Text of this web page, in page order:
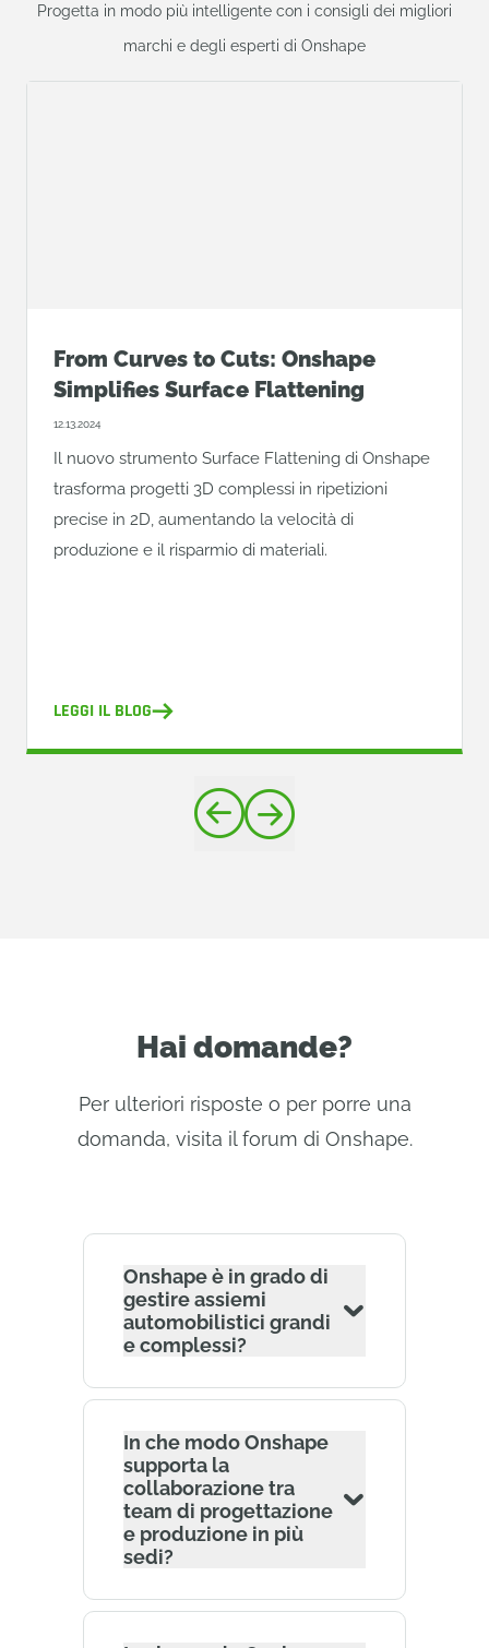
Progetta in modo più intelligente con i consigli dei migliori
marchi e degli esperti di Onshape
From Curves to Cuts: Onshape
Simplifies Surface Flattening
12.13.2024
Il nuovo strumento Surface Flattening di Onshape
trasforma progetti 3D complessi in ripetizioni
precise in 2D, aumentando la velocità di
produzione e il risparmio di materiali.
LEGGI IL BLOG
Hai domande?
Per ulteriori risposte o per porre una
domanda, visita ilforum di Onshape.
Onshape è in grado di
gestire assiemi
automobilistici grandi
e complessi?
In che modo Onshape
supporta la
collaborazione tra
team di progettazione
e produzione in più
sedi?